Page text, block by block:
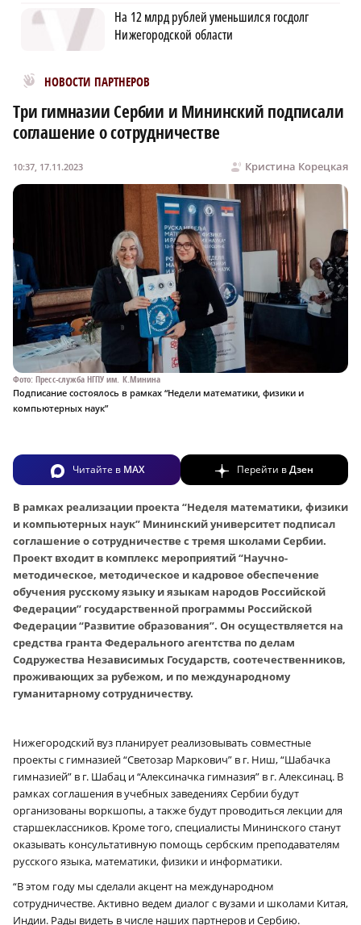
На 12 млрд рублей уменьшился госдолг
Нижегородской области
НОВОСТИ ПАРТНЕРОВ
Новости МирТесен
Три гимназии Сербии и Мининский подписали
соглашение о сотрудничестве
Кристина Корецкая
10:37, 17.11.2023
Фото: Пресс-служба НГПУ им. К.Минина
Подписание состоялось в рамках “Недели математики, физики и
компьютерных наук”
Читайте в MAX Перейти вДзен
В рамках реализации проекта “Неделя математики, физики
и компьютерных наук” Мининский университет подписал
соглашение о сотрудничестве с тремя школами Сербии.
Проект входит в комплекс мероприятий “Научно-
методическое, методическое и кадровое обеспечение
обучения русскому языку и языкам народов Российской
Федерации” государственной программы Российской
Федерации “Развитие образования”. Он осуществляется на
средства гранта Федерального агентства по делам
Содружества Независимых Государств, соотечественников,
проживающих за рубежом, и по международному
гуманитарному сотрудничеству.
Нижегородский вуз планирует реализовывать совместные
проекты с гимназией “Светозар Маркович” в г. Ниш, “Шабачка
гимназией” в г. Шабац и “Алексиначка гимназия” в г. Алексинац. В
рамках соглашения в учебных заведениях Сербии будут
организованы воркшопы, а также будут проводиться лекции для
старшеклассников. Кроме того, специалисты Мининского станут
оказывать консультативную помощь сербским преподавателям
русского языка, математики, физики и информатики.
“В этом году мы сделали акцент на международном
сотрудничестве. Активно ведем диалог с вузами и школами Китая,
Индии. Рады видеть в числе наших партнеров и Сербию.